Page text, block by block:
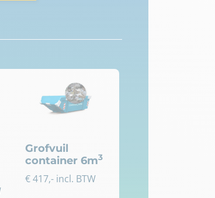
Grofvuil
container 6m3
€417,- incl. BTW